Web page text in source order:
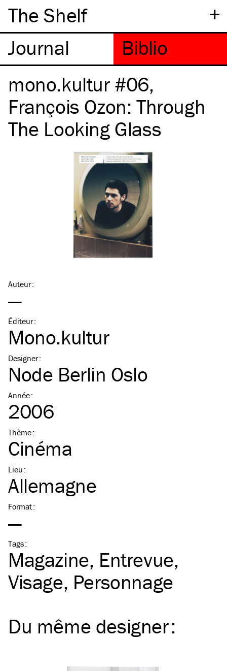
+
The Shelf
mono.kultur #06,
François Ozon: Through
The Looking Glass
Auteur:
—
Éditeur:
Mono.kultur
Designer:
Node Berlin Oslo
Année:
2006
Thème:
Cinéma
Lieu :
Allemagne
Format:
—
Tags:
Magazine Entrevue
Visage Personnage
Du même designer: